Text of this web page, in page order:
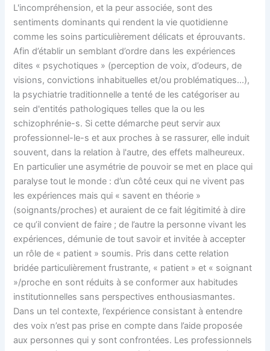
L'incompréhension, et la peur associée, sont des
sentiments dominants qui rendent la vie quotidienne
comme les soins particulièrement délicats et éprouvants.
Afin d’établir un semblant d’ordre dans les expériences
dites « psychotiques » (perception de voix, d’odeurs, de
visions, convictions inhabituelles et/ou problématiques...),
la psychiatrie traditionnelle a tenté de les catégoriser au
sein d'entités pathologiques telles que la ou les
schizophrénie-s. Si cette démarche peut servir aux
professionnel-le-s et aux proches à se rassurer, elle induit
souvent, dans la relation à l'autre, des effets malheureux.
En particulier une asymétrie de pouvoir se met en place qui
paralyse tout le monde : d’un côté ceux qui ne vivent pas
les expériences mais qui « savent en théorie »
(soignants/proches) et auraient de ce fait légitimité à dire
ce qu’il convient de faire ; de l’autre la personne vivant les
expériences, démunie de tout savoir et invitée à accepter
un rôle de « patient » soumis. Pris dans cette relation
bridée particulièrement frustrante, « patient » et « soignant
»/proche en sont réduits à se conformer aux habitudes
institutionnelles sans perspectives enthousiasmantes.
Dans un tel contexte, l’expérience consistant à entendre
des voix n’est pas prise en compte dans l’aide proposée
aux personnes qui y sont confrontées. Les professionnels